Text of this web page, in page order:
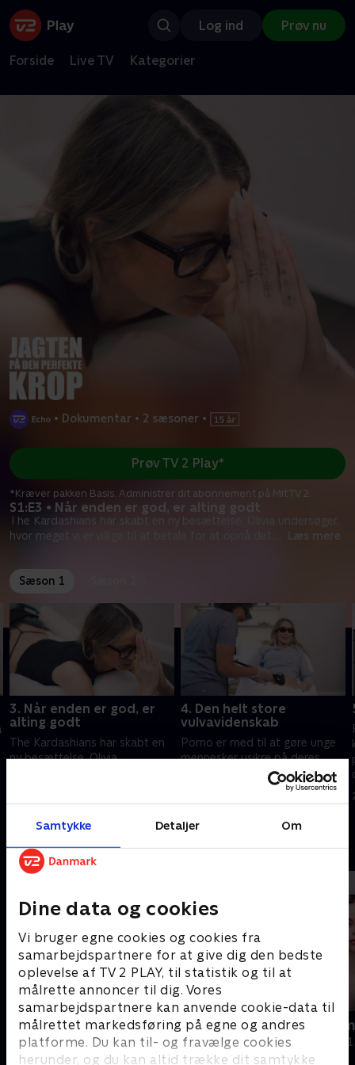
Samtykke Detaljer Om
Dine data og cookies
Vi bruger egne cookies og cookies fra
samarbejdspartnere for at give dig den bedste
oplevelse af TV 2 PLAY, til statistik og til at
målrette annoncer til dig. Vores
samarbejdspartnere kan anvende cookie-data til
målrettet markedsføring på egne og andres
platforme. Du kan til- og fravælge cookies
herunder, og du kan altid trække dit samtykke
Log ind Prøv nu
Forside Live TV Kategorier
• Dokumentar • 2 sæsoner •
S1:E3 • Når enden er god, er alting godt
The Kardashians har skabt en ny besættelse. Olivia undersøger,
hvor meget vi er villige til at betale for at opnå det,
Læs mere
Prøv TV 2 Play*
*Kræver pakken Basis. Administrer dit abonnement på Mit TV 2.
Sæson 1
3. Når enden er god, er
alting godt
The Kardashians har skabt en
ny besættelse. Olivia
det, vi tror, er den perfekte
4. Den helt store
vulvavidenskab
Porno er med til at gøre unge
mennesker usikre på deres
udseende. Det gælder også
'den perfekte vagina', men hvad
går det ud på?
Andre så også
Rig på sex
Dokumentar • 3 sæsoner
Smuk som
Dokumentar •